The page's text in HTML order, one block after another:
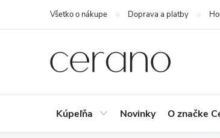
Všetko o nákupe Doprava a platby
Kúpeľňa Novinky O značke